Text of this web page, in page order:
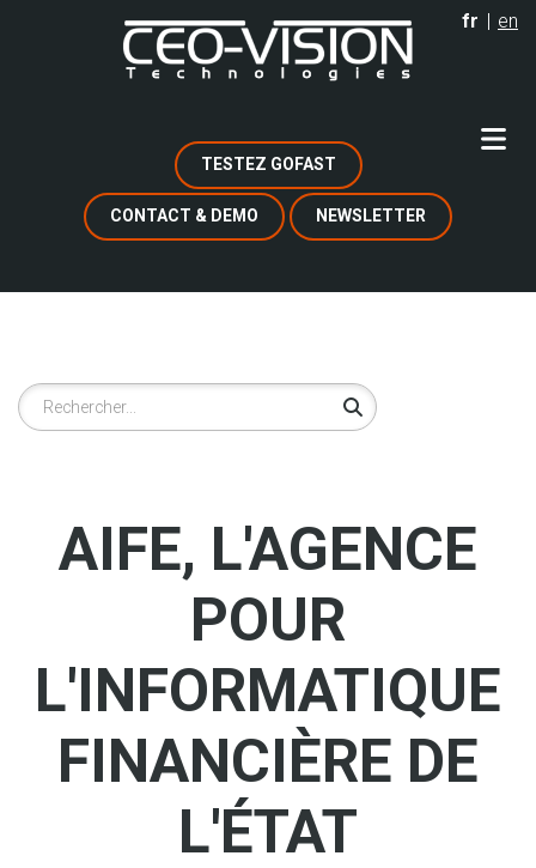
fr en
TESTEZ GOFAST
CONTACT & DEMO NEWSLETTER
Rechercher
AIFE, L'AGENCE
POUR
L'INFORMATIQUE
FINANCIÈRE DE
L'ÉTAT